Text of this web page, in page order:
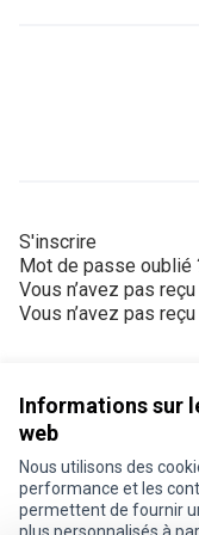
Informations sur
web
Nous utilisons des
performance et les
permettent de fournir
S'inscrire
Mot de passe oublié
Vous n’avez pas
Vous n’avez pas
Conditions d'utilisation
Paramètres des
Je participe ! sur X
Je participe ! sur
Je participe !